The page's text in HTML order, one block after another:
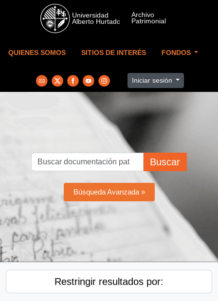
Skip to main content
QUIENES SOMOS SITIOS DE INTERÉS FONDOS
Iniciar sesión
Buscar
Búsqueda Avanzada »
Restringir resultados por: